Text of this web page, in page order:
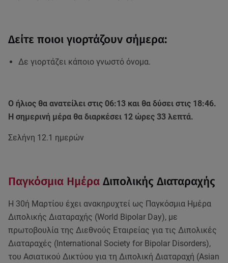
Δείτε ποιοι γιορτάζουν σήμερα:
Δε γιορτάζει κάποιο γνωστό όνομα.
Ο ήλιος θα ανατείλει στις 06:13 και θα δύσει στις 18:46.
Η σημερινή μέρα θα διαρκέσει 12 ώρες 33 λεπτά.
Σελήνη 12.1 ημερών
Παγκόσμια Ημέρα Διπολικής Διαταραχής
Η 30ή Μαρτίου έχει ανακηρυχτεί ως Παγκόσμια Ημέρα
Διπολικής Διαταραχής (World Bipolar Day), με
πρωτοβουλία της Διεθνούς Εταιρείας για τις Διπολικές
Διαταραχές (International Society for Bipolar Disorders),
του Ασιατικού Δικτύου για τη Διπολική Διαταραχή (Asian